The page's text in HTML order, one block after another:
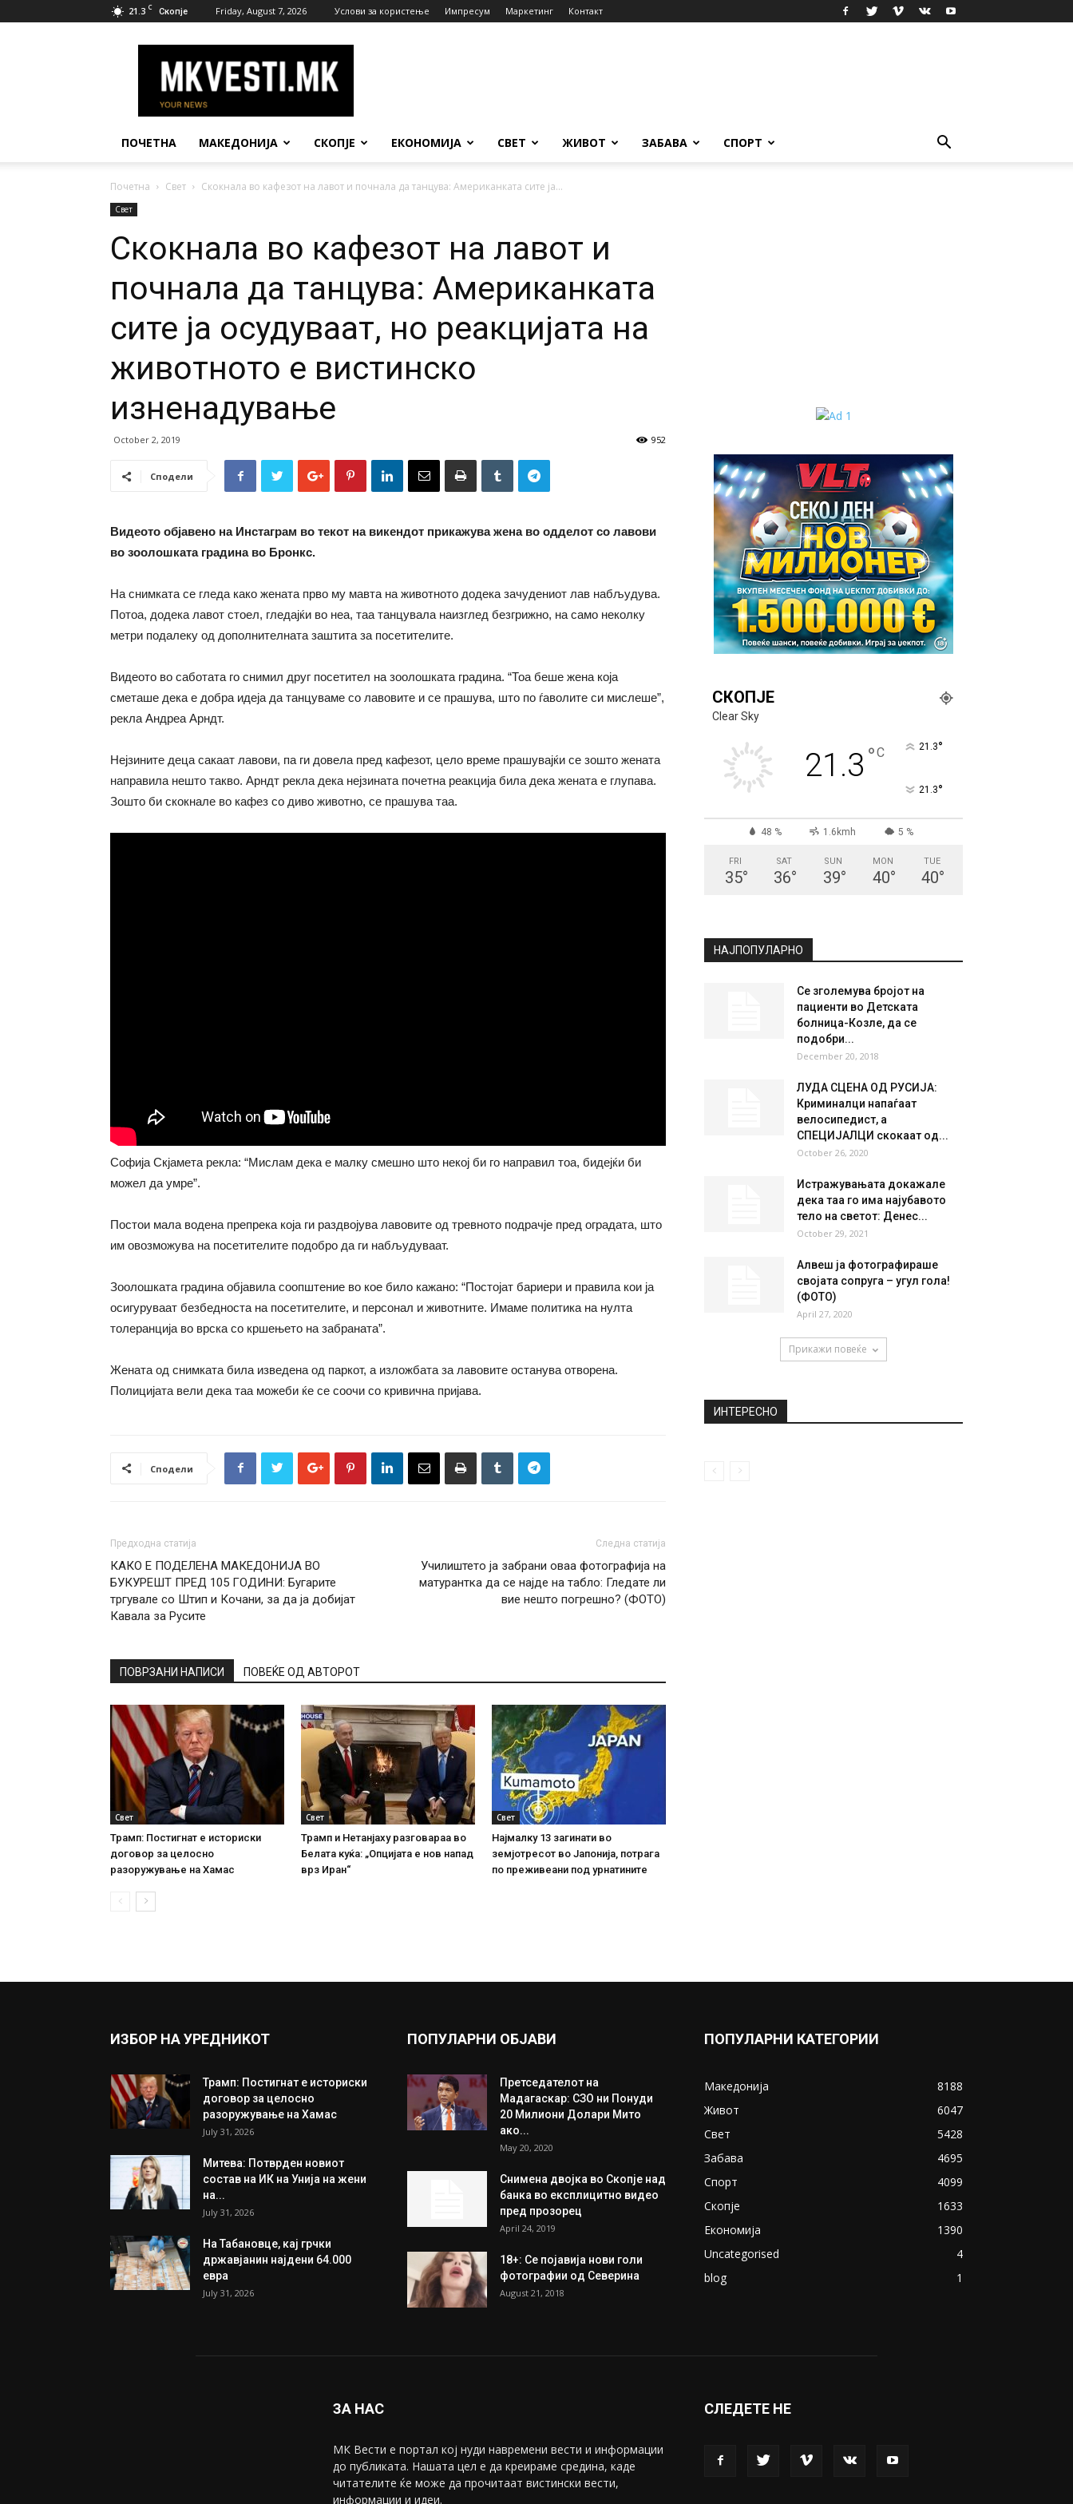
21.3 C Скопје Friday, August 7, 2026 Услови за користење Импресум Маркетинг Контакт
Вести
ПОЧЕТНА МАКЕДОНИЈА СКОПЈЕ ЕКОНОМИЈА СВЕТ ЖИВОТ ЗАБАВА СПОРТ
Почетна Свет Скокнала во кафезот на лавот и почнала да танцува: Американката сите ја...
Свет
Скокнала во кафезот на лавот и
почнала да танцува: Американката
сите ја осудуваат, но реакцијата на
животното е вистинско
изненадување
October 2, 2019 952
Сподели
Видеото објавено на Инстаграм во текот на викендот прикажува жена во одделот со лавови
во зоолошката градина во Бронкс.
На снимката се гледа како жената прво му мавта на животното додека зачудениот лав набљудува.
Потоа, додека лавот стоел, гледајќи во неа, таа танцувала наизглед безгрижно, на само неколку
метри подалеку од дополнителната заштита за посетителите.
Видеото во саботата го снимил друг посетител на зоолошката градина. “Тоа беше жена која
сметаше дека е добра идеја да танцуваме со лавовите и се прашува, што по ѓаволите си мислеше”,
рекла Андреа Арндт.
Нејзините деца сакаат лавови, па ги довела пред кафезот, цело време прашувајќи се зошто жената
направила нешто такво. Арндт рекла дека нејзината почетна реакција била дека жената е глупава.
Зошто би скокнале во кафез со диво животно, се прашува таа.
Софија Скјамета рекла: “Мислам дека е малку смешно што некој би го направил тоа, бидејќи би
можел да умре”.
Постои мала водена препрека која ги раздвојува лавовите од тревното подрачје пред оградата, што
им овозможува на посетителите подобро да ги набљудуваат.
Зоолошката градина објавила соопштение во кое било кажано: “Постојат бариери и правила кои ја
осигуруваат безбедноста на посетителите, и персонал и животните. Имаме политика на нулта
толеранција во врска со кршењето на забраната”.
Жената од снимката била изведена од паркот, а изложбата за лавовите останува отворена.
Полицијата вели дека таа можеби ќе се соочи со кривична пријава.
Сподели
Предходна статија
КАКО Е ПОДЕЛЕНА МАКЕДОНИЈА ВО
БУКУРЕШТ ПРЕД 105 ГОДИНИ: Бугарите
тргувале со Штип и Кочани, за да ја добијат
Кавала за Русите
Следна статија
Училиштето ја забрани оваа фотографија на
матурантка да се најде на табло: Гледате ли
вие нешто погрешно? (ФОТО)
ПОВРЗАНИ НАПИСИ ПОВЕЌЕ ОД АВТОРОТ
Свет
Трамп: Постигнат е историски
договор за целосно
разоружување на Хамас
Свет
Трамп и Нетанјаху разговараа во
Белата куќа: „Опцијата е нов напад
врз Иран“
Свет
Најмалку 13 загинати во
земјотресот во Јапонија, потрага
по преживеани под урнатините
СКОПЈЕ
21.3
1.6kmh 5 %
SUN
39° 40
НАЈПОПУЛАРНО
Се зголемува бројот на
пациенти во Детската
болница-Козле, да се
ЛУДА СЦЕНА ОД РУСИЈА:
Криминалци напаѓаат
велосипедист, а
СПЕЦИЈАЛЦИ скокаат од...
October 26, 2020
October 29, 2021
ИЗБОР НА УРЕДНИКОТ
Трамп: Постигнат е историски
договор за целосно
разоружување на Хамас
July 31, 2026
Митева: Потврден новиот
состав на ИК на Унија на жени
на...
July 31, 2026
На Табановце, кај грчки
државјанин најдени 64.000
евра
July 31, 2026
ПОПУЛАРНИ ОБЈАВИ
Претседателот на
Мадагаскар: СЗО ни Понуди
20 Милиони Долари Мито
ако...
May 20, 2020
Снимена двојка во Скопје над
банка во експлицитно видео
пред прозорец
April 24, 2019
18+: Се појавија нови голи
фотографии од Северина
August 21, 2018
ПОПУЛАРНИ КАТЕГОРИИ
Македонија
8188
Живот
6047
Свет
5428
Забава
4695
Спорт
4099
Скопје
1633
Економија
1390
Uncategorised
4
blog
1
ЗА НАС
МК Вести е портал коj нуди навремени вести и информации
до публиката. Нашата цел е да креираме средина, каде
читателите ќе може да прочитаат вистински вести,
информации и идеи.
СЛЕДЕТЕ НЕ